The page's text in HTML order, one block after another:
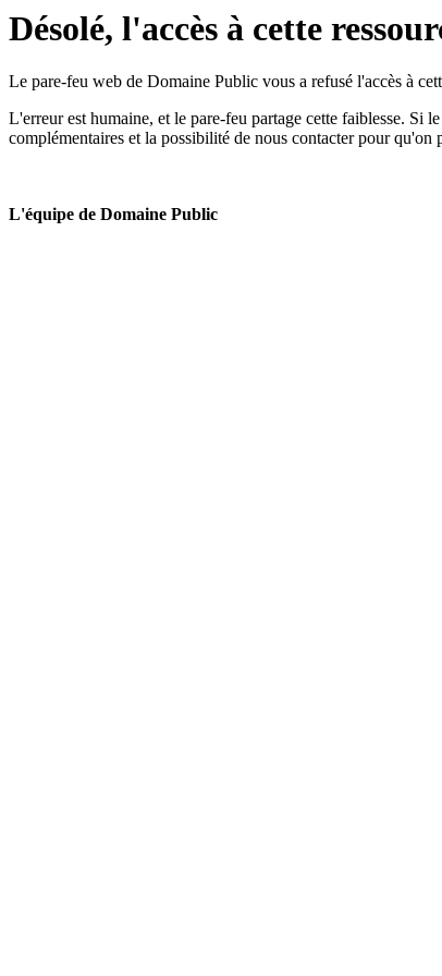
Désolé, l'accès à cette
Le pare-feu web de Domaine Public vous a refusé l'accès à
L'erreur est humaine, et le pare-feu partage cette faiblesse. Si
complémentaires et la possibilité de nous contacter pour qu'on
L'équipe de Domaine Public